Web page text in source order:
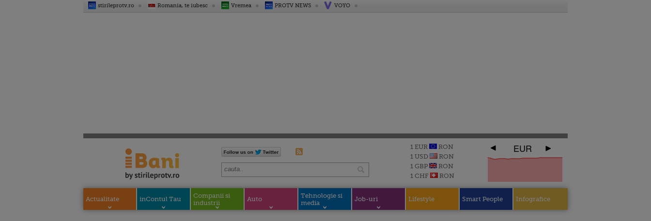
stirileprotv.ro Romania, te iubesc Vremea PROTV NEWS VOYO
1 EUR
RON
1 USD
RON
1 GBP
RON
1 CHF
RON
EUR
Actualitate inContul Tau
Companii si
industrii
Auto
Tehnologie si
media
Job-uri Lifestyle Smart People Infografice